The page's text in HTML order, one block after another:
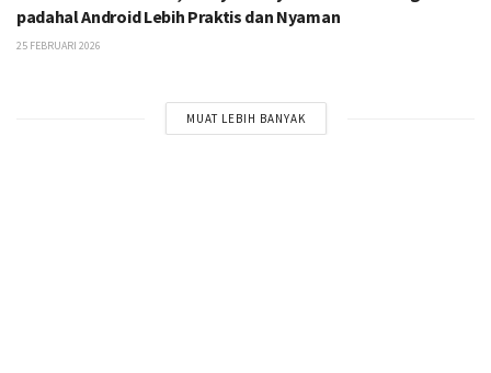
padahal Android Lebih Praktis dan Nyaman
25 FEBRUARI 2026
MUAT LEBIH BANYAK